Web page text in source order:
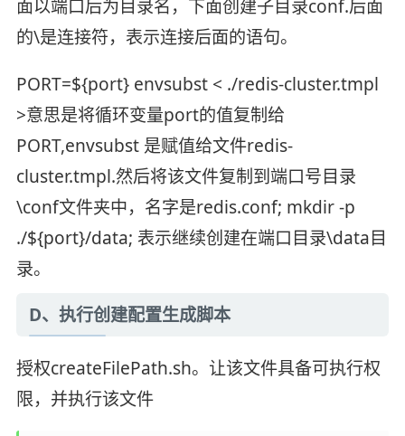
面以端口后为目录名，下面创建子目录conf.后面
的\是连接符，表示连接后面的语句。
PORT=${port} envsubst < ./redis-cluster.tmpl
>意思是将循环变量port的值复制给
PORT,envsubst 是赋值给文件redis-
cluster.tmpl.然后将该文件复制到端口号目录
\conf文件夹中，名字是redis.conf; mkdir -p
./${port}/data; 表示继续创建在端口目录\data目
录。
D、执行创建配置生成脚本
授权createFilePath.sh。让该文件具备可执行权
限，并执行该文件